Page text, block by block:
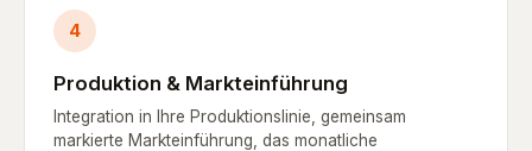
4
Produktion & Markteinführung
Integration in Ihre Produktionslinie, gemeinsam
markierte Markteinführung, das monatliche